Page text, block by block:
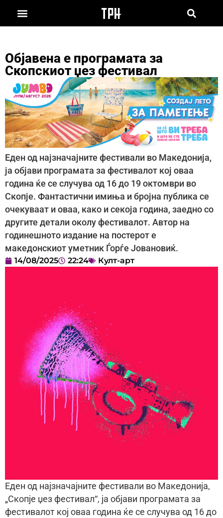
Објавена е програмата за
Скопскиот џез фестивал
Еден од најзначајните фестивали во Македонија,
ја објави програмата за фестивалот кој оваа
година ќе се случува од 16 до 19 октомври во
Скопје. Фантастични имиња и бројна публика се
очекуваат и оваа, како и секоја година, заедно со
другите детали околу фестивалот. Автор на
годинешното издание на постерот е
македонскиот уметник Ѓорѓе Јовановиќ.
14/08/2025 22:24 Култ-арт
Еден од најзначајните фестивали во Македонија,
„Скопје џез фестивал“, ја објави програмата за
фестивалот кој оваа година ќе се случува од 16 до